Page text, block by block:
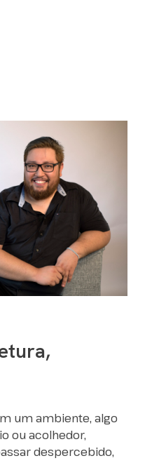
um ambiente, algo
ou acolhedor,
despercebido,